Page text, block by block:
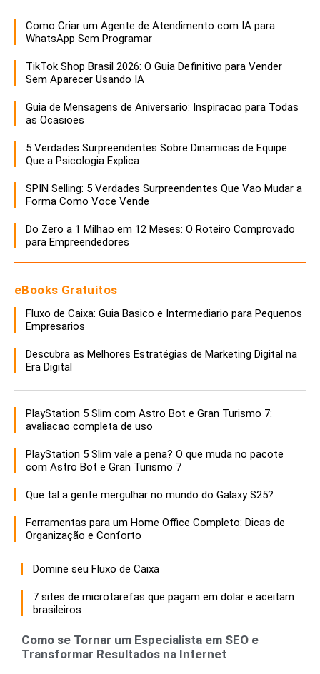
Como Criar um Agente de Atendimento com IA para
WhatsApp Sem Programar
TikTok Shop Brasil 2026: O Guia Definitivo para Vender
Sem Aparecer Usando IA
Guia de Mensagens de Aniversario: Inspiracao para Todas
as Ocasioes
5 Verdades Surpreendentes Sobre Dinamicas de Equipe
Que a Psicologia Explica
SPIN Selling: 5 Verdades Surpreendentes Que Vao Mudar a
Forma Como Voce Vende
Do Zero a 1 Milhao em 12 Meses: O Roteiro Comprovado
para Empreendedores
eBooks Gratuitos
Fluxo de Caixa: Guia Basico e Intermediario para Pequenos
Empresarios
Descubra as Melhores Estratégias de Marketing Digital na
Era Digital
PlayStation 5 Slim com Astro Bot e Gran Turismo 7:
avaliacao completa de uso
PlayStation 5 Slim vale a pena? O que muda no pacote
com Astro Bot e Gran Turismo 7
Que tal a gente mergulhar no mundo do Galaxy S25?
Ferramentas para um Home Office Completo: Dicas de
Organização e Conforto
Domine seu Fluxo de Caixa
7 sites de microtarefas que pagam em dolar e aceitam
brasileiros
Como se Tornar um Especialista em SEO e
Transformar Resultados na Internet